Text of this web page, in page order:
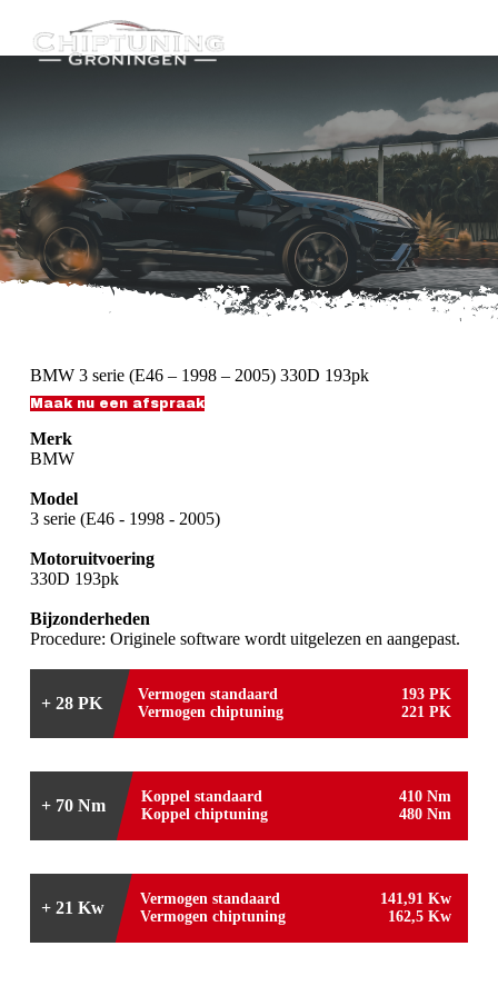
n
i
n
h
u
d
BMW 3 serie (E46 – 1998 – 2005) 330D 193pk
Maak nu een afspraak
Merk
BMW
Model
3 serie (E46 - 1998 - 2005)
Motoruitvoering
330D 193pk
Bijzonderheden
Procedure: Originele software wordt uitgelezen en aangepast.
+ 28 PK Vermogen standaard
193 PK
Vermogen chiptuning
221 PK
+ 70 Nm Koppel standaard
410 Nm
Koppel chiptuning
480 Nm
+ 21 Kw Vermogen standaard
141,91 Kw
Vermogen chiptuning
162,5 Kw